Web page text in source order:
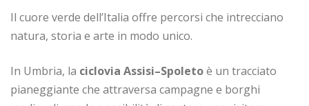
Il cuore verde dell’Italia offre percorsi che intrecciano
natura, storia e arte in modo unico.
In Umbria, la ciclovia Assisi–Spoletoè un tracciato
pianeggiante che attraversa campagne e borghi